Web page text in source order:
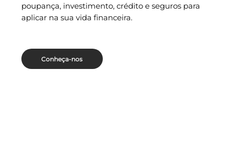
poupança, investimento, crédito e seguros para
aplicar na sua vida financeira.
Conheça-nos